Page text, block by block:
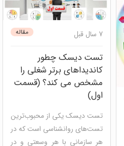
mbti (ام بی تی آی)
مدل
ذهنی
هوش هیجانی
نئو
قهرمان درون
آیسنک شخصیت شناسی
نوتریکا 180 درجه
مصاحبه و
استخدام منابع انسانی
ارزیابی سازمانی و گروهی
مقاله 7 سال قبل
تست دیسک چطور
کاندیداهای برتر شغلی را
مشخص می کند؟ (قسمت
اول)
تست دیسک یکی از محبوب‌ترین
تست‌های روانشناسی است که در
هر سازمانی با هر وسعتی و در